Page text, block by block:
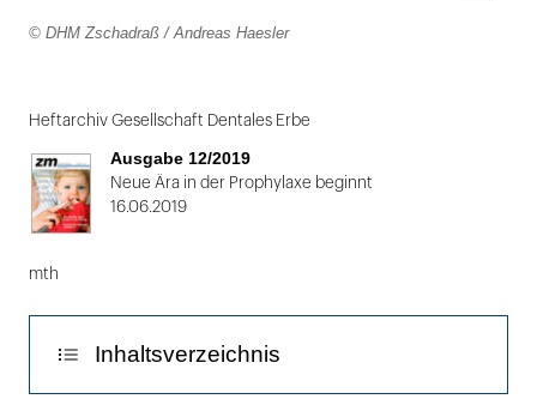
© DHM Zschadraß / Andreas Haesler
1
von
2
Heftarchiv Gesellschaft Dentales Erbe
Ausgabe 12/2019
Neue Ära in der Prophylaxe beginnt
16.06.2019
mth
Inhaltsverzeichnis